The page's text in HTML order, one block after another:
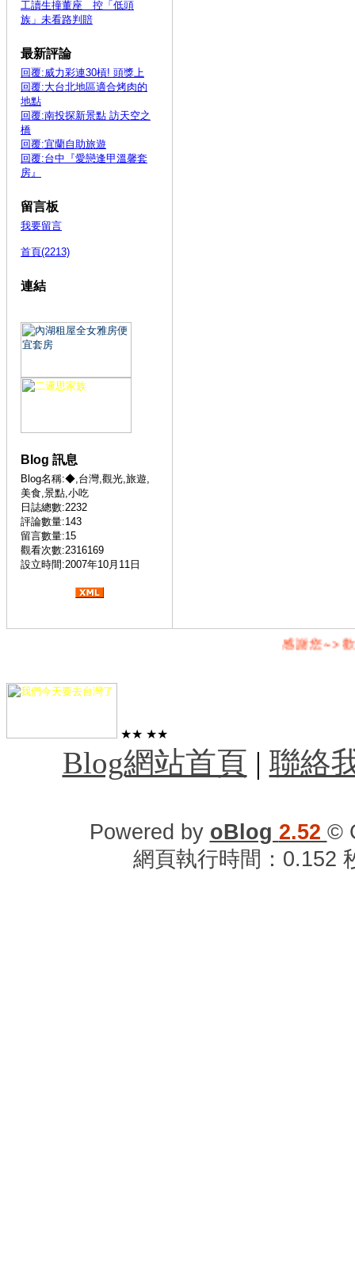
工讀生撞董座 控「低頭
族」未看路判賠
最新評論
回覆:威力彩連30槓! 頭獎上
回覆:大台北地區適合烤肉的
地點
回覆:南投探新景點 訪天空之
橋
回覆:宜蘭自助旅遊
回覆:台中『愛戀逢甲溫馨套
房』
留言板
我要留言
首頁(2213)
連結
Blog 訊息
Blog名稱:◆,台灣,觀光,旅遊,
美食,景點,小吃
日誌總數:2232
評論數量:143
留言數量:15
觀看次數:2316169
設立時間:2007年10月11日
感謝您~>歡
★★ ★★
Blog網站首頁 | 聯絡
Powered by oBlog 2.52 ©
網頁執行時間：0.152